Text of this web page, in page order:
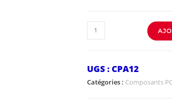
UGS :CPA12
Catégories : Composants